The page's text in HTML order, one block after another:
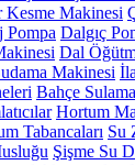
Kesme Makinesi
Pompa Dalgıç
Dal
Makinesi
Bahçe
Hortum
Tabancaları Su
Şişme Su